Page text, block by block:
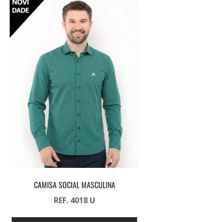
CAMISA SOCIAL MASCULINA
REF. 4018 U